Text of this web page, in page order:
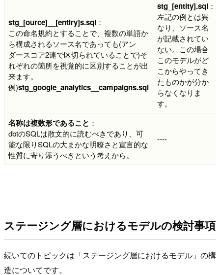
stg_[ource]__[entiry]s.sql ：
この命名規約とすることで、複数の単語か
ら構成されるソース名であっても(アン
ダースコア2連で区切られていることで)そ
れぞれの箇所を視覚的に区別することが出
来ます。
例)stg_google_analytics__campaigns.sql
stg_[entity].sql ：
左記の例とは異
なり、ソース名
が記載されてい
ない。この場合
このモデルがど
こからやってき
たものかが分か
らなくなりま
す。
名称は複数形であること ：
dbtのSQLは散文的に読むべきであり、可
能な限りSQLの大まかな明瞭さと宣言的な
性質に寄り添うべきという考えから。
----
ステージング層におけるモデルの検討事項
続いてのトピックは「ステージング層におけるモデル」の構
造についてです。